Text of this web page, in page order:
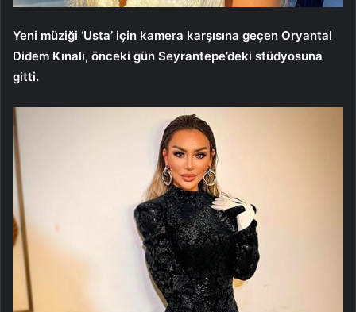
Yeni müziği ‘Usta’ için kamera karşısına geçen Oryantal
Didem Kınalı, önceki gün Seyrantepe’deki stüdyosuna
gitti.